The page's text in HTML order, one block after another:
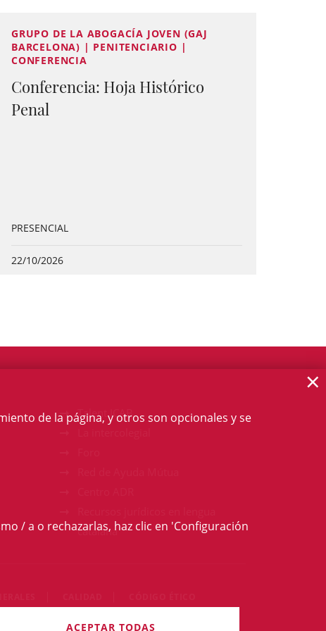
GRUPO DE LA ABOGACÍA JOVEN (GAJ
BARCELONA) | PENITENCIARIO |
CONFERENCIA
Conferencia: Hoja Histórico
Penal
PRESENCIAL
22/10/2026
Talent ICAB
catalana
derechos reservados
de la página, y otros son opcionales y se
/ a o rechazarlas, haz clic en 'Configuración
ACEPTAR TODAS
×